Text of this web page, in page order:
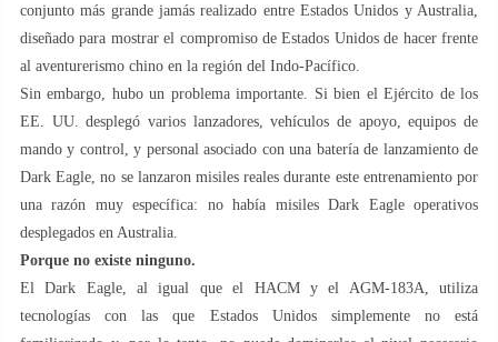
conjunto más grande jamás realizado entre Estados Unidos y Australia,
diseñado para mostrar el compromiso de Estados Unidos de hacer frente
al aventurerismo chino en la región del Indo-Pacífico.
Sin embargo, hubo un problema importante. Si bien el Ejército de los
EE. UU. desplegó varios lanzadores, vehículos de apoyo, equipos de
mando y control, y personal asociado con una batería de lanzamiento de
Dark Eagle, no se lanzaron misiles reales durante este entrenamiento por
una razón muy específica: no había misiles Dark Eagle operativos
desplegados en Australia.
Porque no existe ninguno.
El Dark Eagle, al igual que el HACM y el AGM-183A, utiliza
tecnologías con las que Estados Unidos simplemente no está